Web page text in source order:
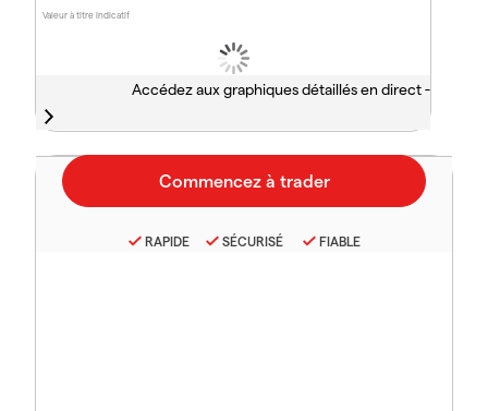
Valeur à titre indicatif
Accédez aux graphiques détaillés en direct -
RAPIDE SÉCURISÉ FIABLE